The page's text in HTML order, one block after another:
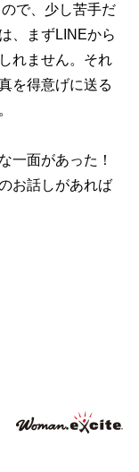
で、少し苦手だ
、まずLINEから
れません。それ
を得意げに送る
一面があった！
お話しがあれば